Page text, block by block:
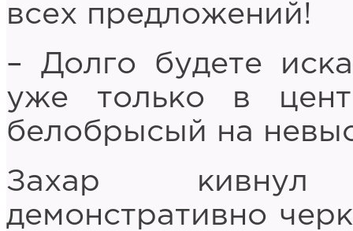
всех предложений!
– Долго будете
уже только в
белобрысый на
Захар
демонстративно